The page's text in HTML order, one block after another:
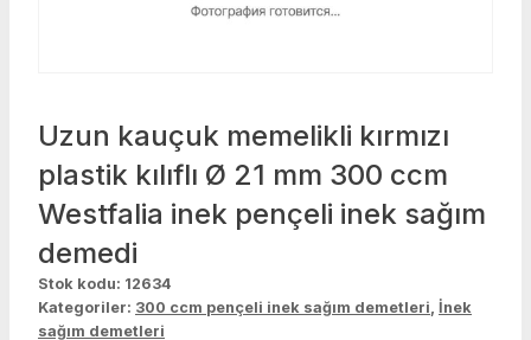
Uzun kauçuk memelikli kırmızı
plastik kılıflı Ø 21 mm 300 ccm
Westfalia inek pençeli inek sağım
demedi
Stok kodu: 12634
Kategoriler: 300 ccm pençeli inek sağım demetleri, İnek
sağım demetleri